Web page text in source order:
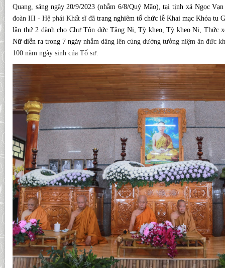
Quang, sáng ngày 20/9/2023 (nhằm 6/8/Quý Mão), tại tịnh xá Ngọc
đoàn III - Hệ phái Khất sĩ đã trang nghiêm tổ chức lễ Khai mạc Khóa tu
lần thứ 2 dành cho Chư Tôn đức Tăng Ni, Tỳ kheo, Tỳ kheo Ni, Thức
Nữ diễn ra trong 7 ngày nhằm dâng lên cúng dường tưởng niệm ân đức
100 năm ngày sinh của Tổ sư.